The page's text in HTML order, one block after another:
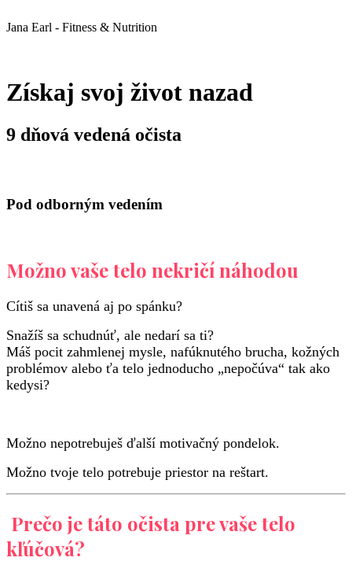
Jana Earl - Fitness & Nutrition
Získaj svoj život nazad
9 dňová vedená očista
Pod odborným vedením
Možno vaše telo nekričí náhodou
Cítiš sa unavená aj po spánku?
Snažíš sa schudnúť, ale nedarí sa ti?
Máš pocit zahmlenej mysle, nafúknutého brucha, kožných
problémov alebo ťa telo jednoducho „nepočúva“ tak ako
kedysi?
Možno nepotrebuješ ďalší motivačný pondelok.
Možno tvoje telo potrebuje priestor na reštart.
Prečo je táto očista pre vaše telo
kľúčová?